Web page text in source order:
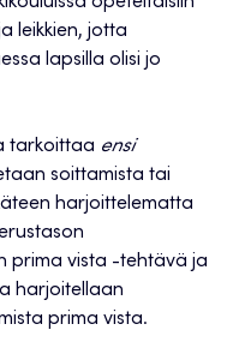
leikkien, jotta
lapsilla olisi jo
tarkoittaa ensi
soittamista tai
harjoittelematta
prima vista -tehtävä ja
harjoitellaan
prima vista.